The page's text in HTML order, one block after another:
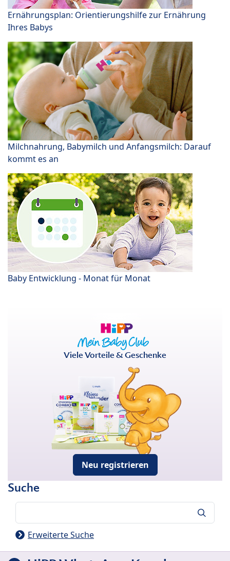
Ernährungsplan: Orientierungshilfe zur Ernährung
Ihres Babys
Milchnahrung, Babymilch und Anfangsmilch: Darauf
kommt es an
Baby Entwicklung - Monat für Monat
Viele Vorteile & Geschenke
Neu registrieren
Suche
Erweiterte Suche